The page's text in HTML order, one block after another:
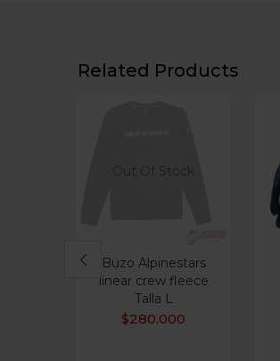
Related Products
Buzo Alpinestars
linear crew fleece
Talla L
$280.000